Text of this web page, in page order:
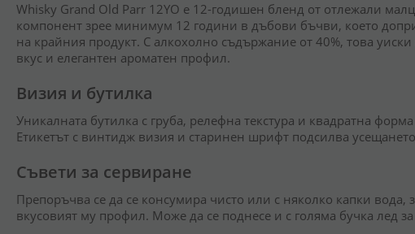
Whisky Grand Old Parr 12YO е 12-годишен бленд от отлежали
компонент зрее минимум 12 години в дъбови бъчви, което
на крайния продукт. С алкохолно съдържание от 40%, това уиски
вкус и елегантен ароматен профил.
Визия и бутилка
Уникалната бутилка с груба, релефна текстура и квадратна
Етикетът с винтидж визия и старинен шрифт подсилва
Съвети за сервиране
Препоръчва се да се консумира чисто или с няколко капки вода,
вкусовият му профил. Може да се поднесе и с голяма бучка лед